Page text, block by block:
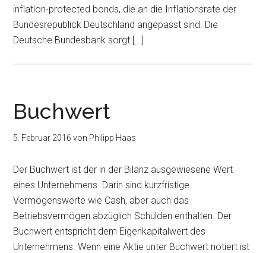
inflation-protected bonds, die an die Inflationsrate der
Bundesrepublick Deutschland angepasst sind. Die
Deutsche Bundesbank sorgt […]
Buchwert
5. Februar 2016 von Philipp Haas
Der Buchwert ist der in der Bilanz ausgewiesene Wert
eines Unternehmens. Darin sind kurzfristige
Vermögenswerte wie Cash, aber auch das
Betriebsvermögen abzüglich Schulden enthalten. Der
Buchwert entspricht dem Eigenkapitalwert des
Unternehmens. Wenn eine Aktie unter Buchwert notiert ist